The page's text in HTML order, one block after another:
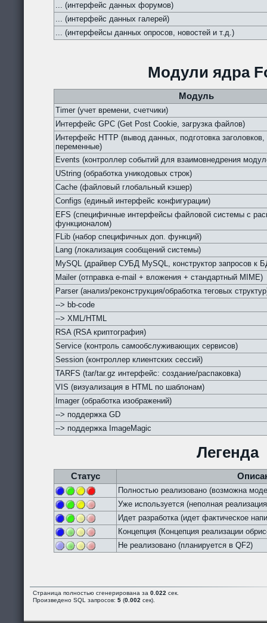
... (интерфейс данных форумов)
... (интерфейс данных галерей)
... (интерфейсы данных опросов, новостей и т.д.)
Модули ядра
Модуль
Timer (учет времени, счетчики)
Интерфейс GPC (Get Post Cookie, загрузка файлов)
Интерфейс HTTP (вывод данных, подготовка
переменные)
Events (контроллер событий для взаимовнедрения
UString (обработка уникодовых строк)
Cache (файловый глобальный кэшер)
Configs (единый интерфейс конфигурации)
EFS (специфичные интерфейсы файловой системы с
функционалом)
FLib (набор специфичных доп. функций)
Lang (локализация сообщений системы)
MySQL (драйвер СУБД MySQL, конструктор запросов к
Mailer (отправка e-mail + вложения + стандартный MIME)
Parser (анализ/реконструкция/обработка теговых
--> bb-code
--> XML/HTML
RSA (RSA криптография)
Service (контроль самообслуживающих сервисов)
Session (контроллер клиентских сессий)
TARFS (tar/tar.gz интерфейс: создание/распаковка)
VIS (визуализация в HTML по шаблонам)
Imager (обработка изображений)
--> поддержка GD
--> поддержка ImageMagic
Легенда
Статус
Полностью реализовано (возможна
Уже используется (неполная
Идет разработка (идет фактическое
Концепция (Концепция реализации
Не реализовано (планируется в QF2)
Страница полностью сгенерирована за 0.022 сек.
Произведено SQL запросов: 5 (0.002 сек).